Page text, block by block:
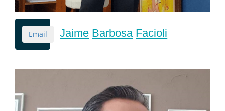
Email Jaime Barbosa Facioli